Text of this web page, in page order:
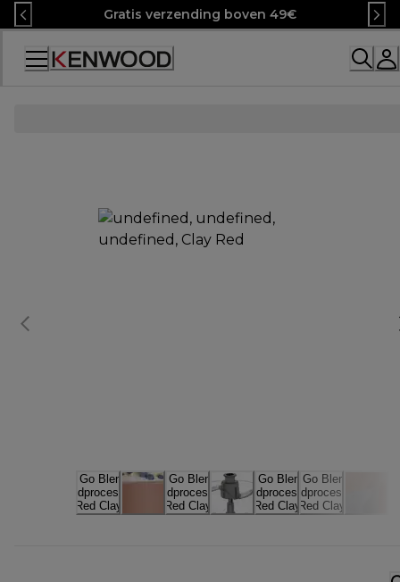
Skip
to
Content
Gratis verzending boven 49€
Accessibility